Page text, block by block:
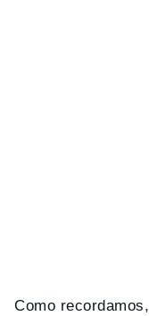
Como recordamos,